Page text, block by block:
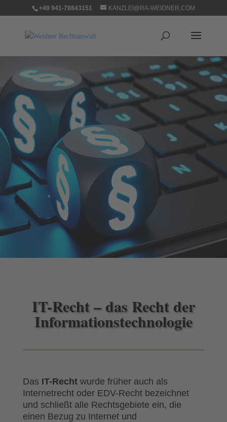
+49 941-78843151 KANZLEI@RA-WEIDNER.COM
IT-Recht – das Recht der
Informationstechnologie
Das IT-Rechtwurde früher auch als
Internetrecht oder EDV-Recht bezeichnet
und schließt alle Rechtsgebiete ein, die
einen Bezug zu Internet und